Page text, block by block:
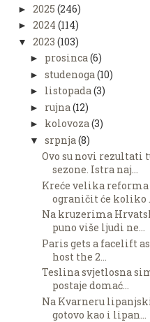
► 2025 (246)
► 2024 (114)
▼ 2023 (103)
► prosinca(6)
► studenoga (10)
► listopada(3)
► rujna (12)
► kolovoza(3)
▼ srpnja (8)
Ovo su novi rezultati
sezone. Istra naj...
Kreće velika
ograničit će koliko ...
Na kruzerima
puno više ljudi ne...
Paris gets a facelift
host the 2...
Teslina svjetlosna
postaje domać...
Na Kvarneru
gotovo kao i lipan...